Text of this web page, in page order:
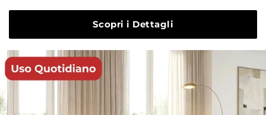
standard
Scopri i Dettagli